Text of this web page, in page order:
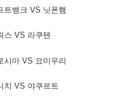
트뱅크 VS 닛폰햄
스 VS 라쿠텐
시마 VS 요미우리
치 VS 야쿠르트